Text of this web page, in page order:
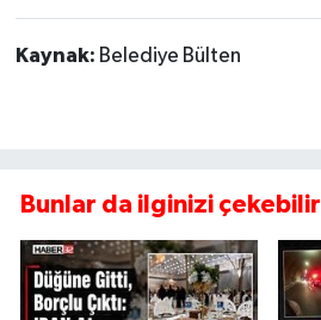
Kaynak: Belediye Bülten
Bunlar da ilginizi çekebilir